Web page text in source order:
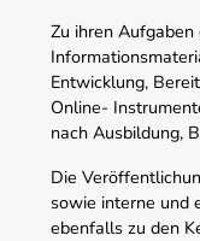
Zu ihren
Entwicklung,
Online-
nach Ausbildung,
Die
sowie interne und
ebenfalls zu den